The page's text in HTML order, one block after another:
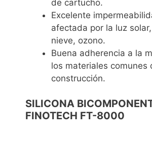
de cartucho.
Excelente
afectada por la luz
nieve, ozono.
Buena adherencia a la
los materiales comunes
construcción.
SILICONA
FINOTECH FT-8000